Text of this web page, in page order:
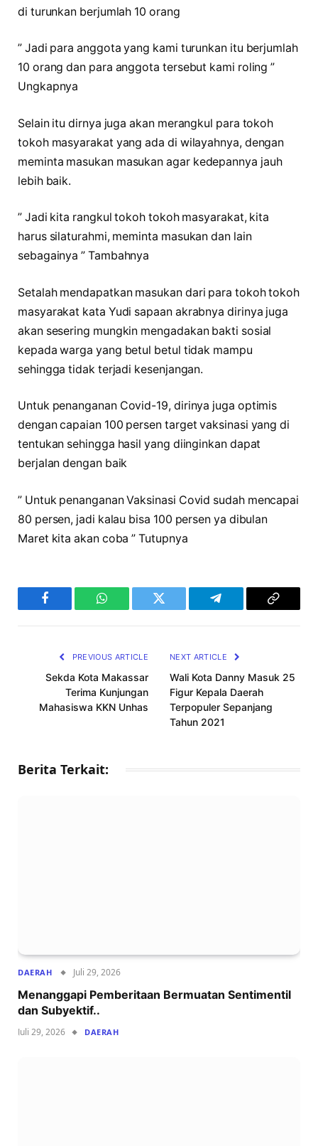
di turunkan berjumlah 10 orang
” Jadi para anggota yang kami turunkan itu berjumlah
10 orang dan para anggota tersebut kami roling ”
Ungkapnya
Selain itu dirnya juga akan merangkul para tokoh
tokoh masyarakat yang ada di wilayahnya, dengan
meminta masukan masukan agar kedepannya jauh
lebih baik.
” Jadi kita rangkul tokoh tokoh masyarakat, kita
harus silaturahmi, meminta masukan dan lain
sebagainya ” Tambahnya
Setalah mendapatkan masukan dari para tokoh tokoh
masyarakat kata Yudi sapaan akrabnya dirinya juga
akan sesering mungkin mengadakan bakti sosial
kepada warga yang betul betul tidak mampu
sehingga tidak terjadi kesenjangan.
Untuk penanganan Covid-19, dirinya juga optimis
dengan capaian 100 persen target vaksinasi yang di
tentukan sehingga hasil yang diinginkan dapat
berjalan dengan baik
” Untuk penanganan Vaksinasi Covid sudah mencapai
80 persen, jadi kalau bisa 100 persen ya dibulan
Maret kita akan coba ” Tutupnya
Facebook WhatsAppTwitter Telegram
Copy
PREVIOUS ARTICLE
Sekda Kota Makassar
Terima Kunjungan
Mahasiswa KKN Unhas
NEXT ARTICLE
Wali Kota Danny Masuk 25
Figur Kepala Daerah
Terpopuler Sepanjang
Tahun 2021
Berita Terkait:
DAERAH Juli 29, 2026
Menanggapi Pemberitaan Bermuatan Sentimentil
dan Subyektif..
Juli 29, 2026 DAERAH